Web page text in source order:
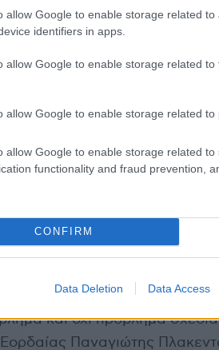
allow Google to enable storage related to
identifiers in apps.
allow Google to enable storage related
allow Google to enable storage related to
allow Google to enable storage related to
functionality and fraud prevention,
CONFIRM
Data Deletion Data Access
τρόπο αυτό τη διαμαρτυρία
αποτέλεσε τη ναυαρχίδα της
και όχι πρόβλημα
Παναγιώτης